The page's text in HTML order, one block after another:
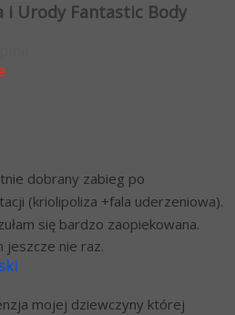
Urody Fantastic Body
dobrany zabieg po
(kriolipoliza +fala uderzeniowa).
się bardzo zaopiekowana.
jeszcze nie raz.
mojej dziewczyny której